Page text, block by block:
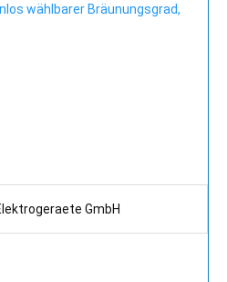
wählbarer Bräunungsgrad,
GmbH